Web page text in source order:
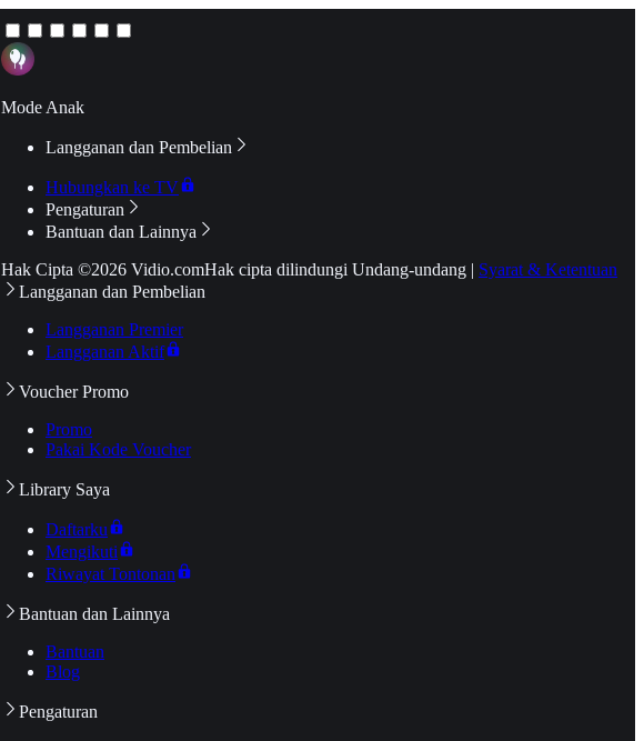
Mode Anak
Langganan dan Pembelian
Hubungkan ke TV
Pengaturan
Bantuan dan Lainnya
Hak Cipta ©2026 Vidio.comHak cipta dilindungi Undang-undang | Syarat & Ketentuan
Langganan dan Pembelian
Langganan Premier
Langganan Aktif
Voucher Promo
Promo
Pakai Kode Voucher
Library Saya
Daftarku
Mengikuti
Riwayat Tontonan
Bantuan dan Lainnya
Bantuan
Blog
Pengaturan